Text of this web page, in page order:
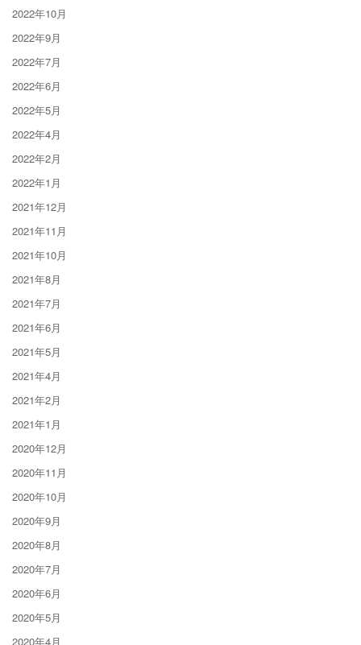
2022年10月
2022年9月
2022年7月
2022年6月
2022年5月
2022年4月
2022年2月
2022年1月
2021年12月
2021年11月
2021年10月
2021年8月
2021年7月
2021年6月
2021年5月
2021年4月
2021年2月
2021年1月
2020年12月
2020年11月
2020年10月
2020年9月
2020年8月
2020年7月
2020年6月
2020年5月
2020年4月